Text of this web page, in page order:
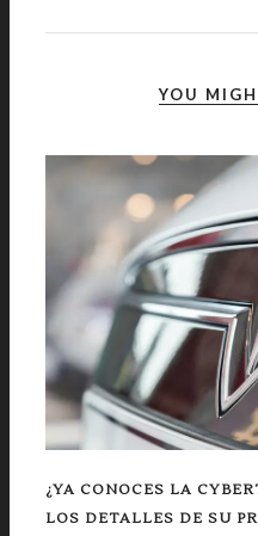
YOU
¿YA CONOCES LA
LOS DETALLES DE SU